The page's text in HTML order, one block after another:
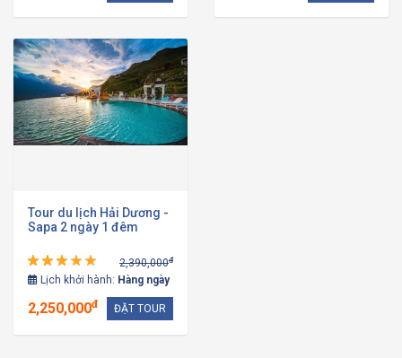
Tour du lịch Hải Dương -
Sapa 2 ngày 1 đêm
2,390,000đ
Lịch khởi hành: Hàng ngày
2,250,000đ ĐẶT TOUR